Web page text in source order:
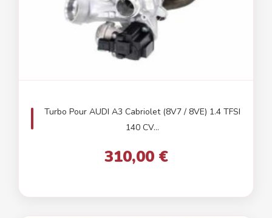
Turbo Pour AUDI A3 Cabriolet (8V7 / 8VE) 1.4 TFSI
140 CV...
310,00 €